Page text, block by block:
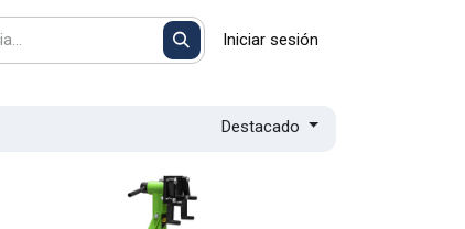
Iniciar sesión
Destacado